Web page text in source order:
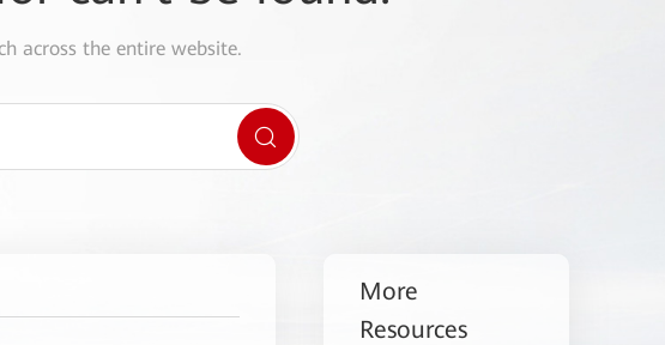
across the entire website.
More
Resources